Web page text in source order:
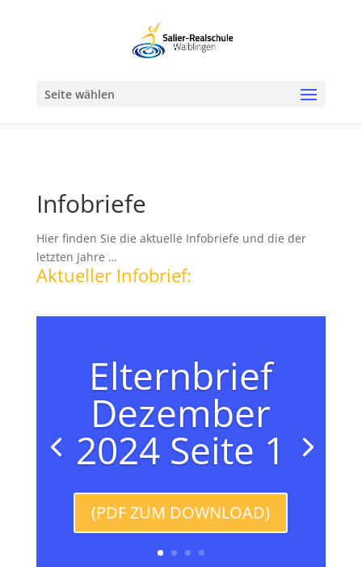
Seite wählen
Infobriefe
Hier finden Sie die aktuelle Infobriefe und die der
letzten Jahre …
Aktueller Infobrief:
Elternbrief
Dezember
2024 Seite 1
(PDF ZUM DOWNLOAD)